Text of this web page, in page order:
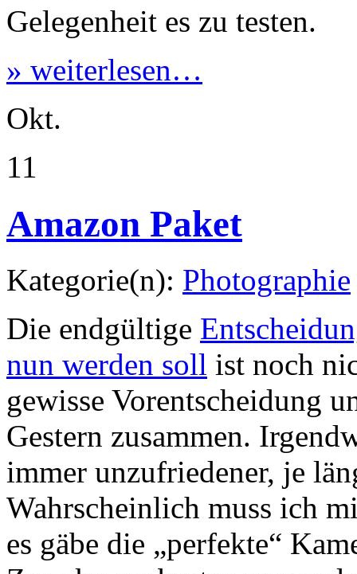
Kategorie(n):Photographie
Die endgültige
nun werden soll
gewisse Vorentscheidung
immer unzufriedener, je
Wahrscheinlich muss ich
es gäbe die „perfekte“
Zwecke am besten
» weiterlesen…
Sep.
22
Tierische